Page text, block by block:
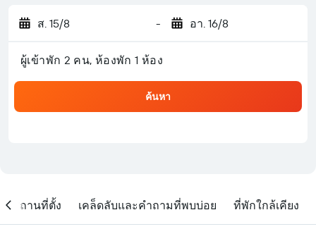
ส. 15/8 - อา. 16/8
ผู้เข้าพัก 2 คน, ห้องพัก 1 ห้อง
ค้นหา
สถานที่ตั้ง เคล็ดลับและคำถามที่พบบ่อย ที่พักใกล้เคียง